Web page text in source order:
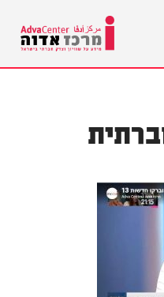
מרכז
אדוה
מידע על
שוויון וצדק
חברתי